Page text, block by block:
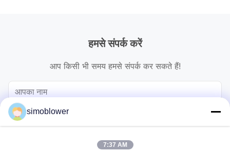
हमसे संपर्क करें
आप किसी भी समय हमसे संपर्क कर सकते हैं!
simoblower
7:37 AM